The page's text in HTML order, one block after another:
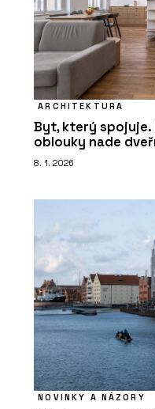
ARCHITEKTURA
Byt, který spojuje.
oblouky nade
8. 1. 2026
NOVINKY A NÁZORY